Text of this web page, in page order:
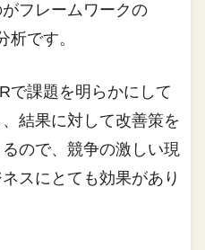
フレームワークの
析です。
で課題を明らかにして
結果に対して改善策を
ので、競争の激しい現
スにとても効果があり